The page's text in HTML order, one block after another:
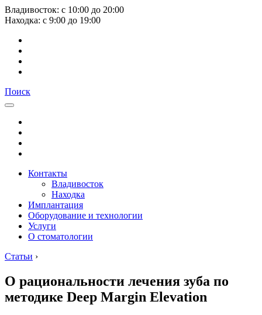
Владивосток: с 10:00 до 20:00
Находка: с 9:00 до 19:00
Поиск
Контакты
Владивосток
Находка
Имплантация
Оборудование и технологии
Услуги
О стоматологии
Статьи ›
О рациональности лечения зуба по
методике Deep Margin Elevation